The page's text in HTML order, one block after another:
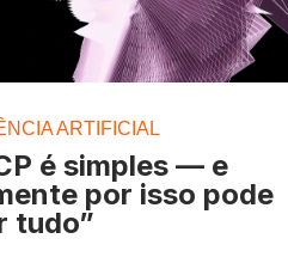
ARTIFICIAL
é simples — e
por isso pode
tudo”